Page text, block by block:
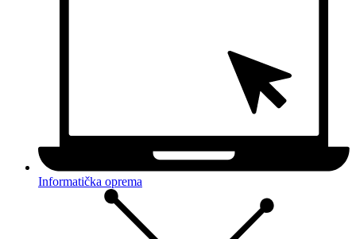
Informatička oprema